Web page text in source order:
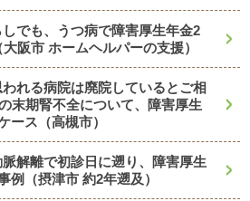
しでも、うつ病で障害厚生年金2
阪市 ホームヘルパーの支援）
われる病院は廃院しているとご相
末期腎不全について、障害厚生
ース（高槻市）
脈解離で初診日に遡り、障害厚生
例（摂津市 約2年遡及）